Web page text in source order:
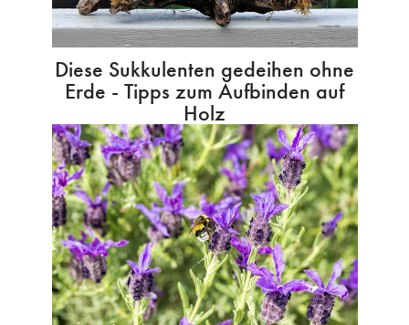
Diese Sukkulenten gedeihen ohne
Erde - Tipps zum Aufbinden auf
Holz